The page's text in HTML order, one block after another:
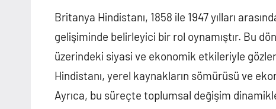
Britanya Hindistanı, 1858 ile 1947 yılları
gelişiminde belirleyici bir rol oynamıştır. Bu
üzerindeki siyasi ve ekonomik etkileriyle
Hindistanı, yerel kaynakların sömürüsü ve
Ayrıca, bu süreçte toplumsal değişim